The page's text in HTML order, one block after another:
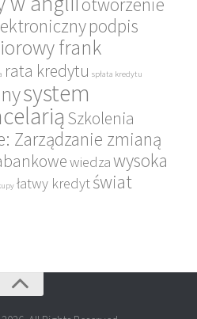
podpis
frank
rata kredytu spłata kredytu
system
Szkolenia
Zarządzanie zmianą
wiedzawysoka
łatwy kredytświat